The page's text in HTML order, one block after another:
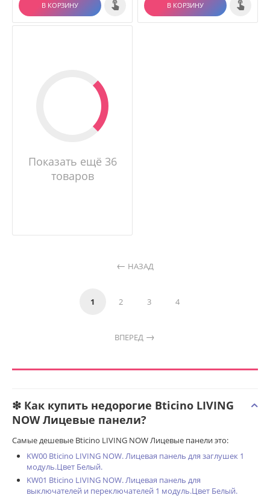
В КОРЗИНУ В КОРЗИНУ
Показать ещё 36
товаров
НАЗАД
1 2 3 4
ВПЕРЕД
❇ Как купить недорогие Bticino LIVING
NOW Лицевые панели?
Самые дешевые Bticino LIVING NOW Лицевые панели это:
KW00 Bticino LIVING NOW. Лицевая панель для заглушек 1
модуль.Цвет Белый.
KW01 Bticino LIVING NOW. Лицевая панель для
выключателей и переключателей 1 модуль.Цвет Белый.